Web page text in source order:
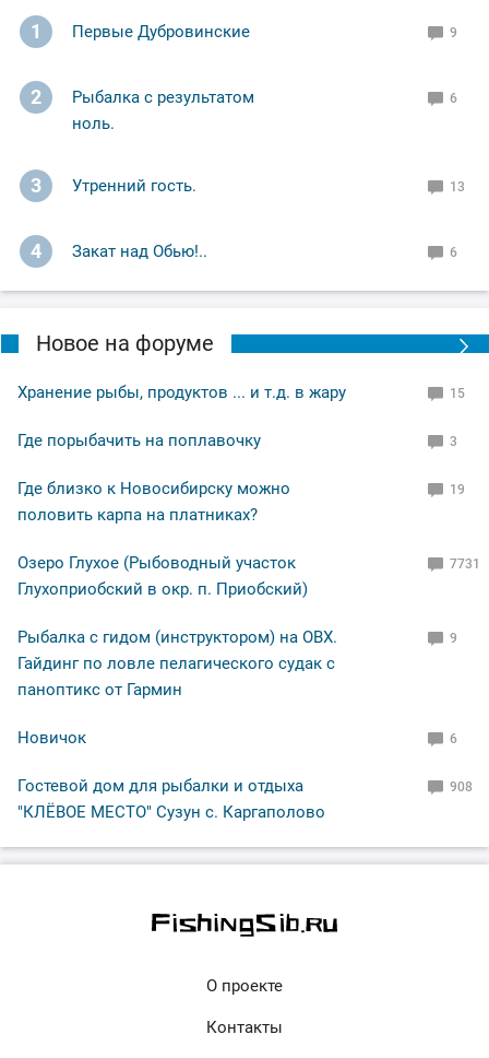
1 Первые Дубровинские 9
2
Рыбалка с результатом
ноль.
6
3 Утренний гость. 13
4 Закат над Обью!.. 6
Новое на форуме
Хранение рыбы, продуктов ... и т.д. в жару 15
Где порыбачить на поплавочку 3
Где близко к Новосибирску можно
половить карпа на платниках?
19
Озеро Глухое (Рыбоводный участок
Глухоприобский в окр. п. Приобский)
7731
Рыбалка с гидом (инструктором) на ОВХ.
Гайдинг по ловле пелагического судак с
паноптикс от Гармин
9
Новичок 6
Гостевой дом для рыбалки и отдыха
"КЛЁВОЕ МЕСТО" Сузун с. Каргаполово
908
О проекте
Контакты